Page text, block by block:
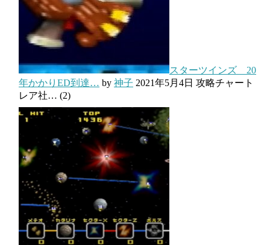
スターツインズ 20
年かかりED到達… by 神子 2021年5月4日 攻略チャート
レア社… (2)